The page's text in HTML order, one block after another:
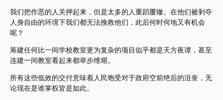
我们把作恶的人关押起来，但是太多的人重蹈覆辙。在他们被剥夺
人身自由的环境下我们都无法挽救他们，此后何时何地又有机会
呢？
筹建任何比一间学校教室更为复杂的项目似乎都是天方夜谭，甚至
连建一间教室看起来都举步维艰。
所有这些低效的交付意味着人民饱受对于政府空前绝后的沮丧，无
论现在是谁掌权皆是如此。